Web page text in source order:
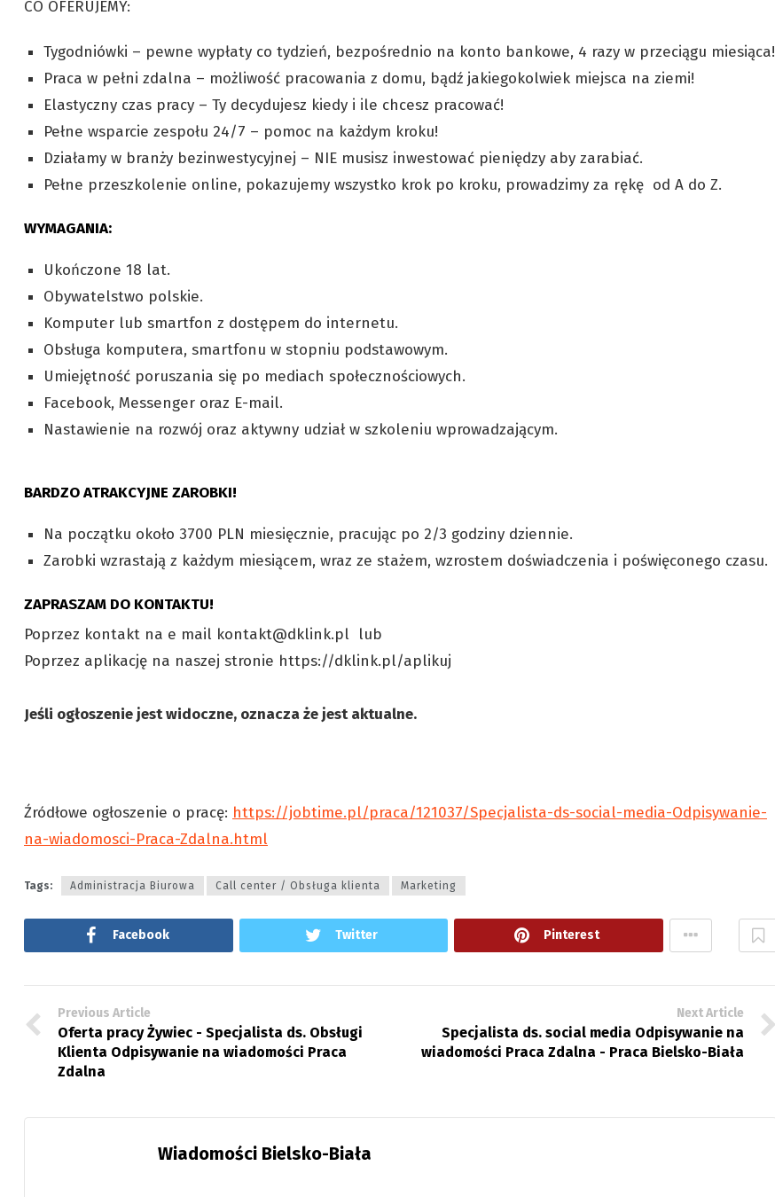
CO OFERUJEMY:
Tygodniówki – pewne wypłaty co tydzień, bezpośrednio na konto bankowe, 4 razy w przeciągu miesiąca!
Praca w pełni zdalna – możliwość pracowania z domu, bądź jakiegokolwiek miejsca na ziemi!
Elastyczny czas pracy – Ty decydujesz kiedy i ile chcesz pracować!
Pełne wsparcie zespołu 24/7 – pomoc na każdym kroku!
Działamy w branży bezinwestycyjnej – NIE musisz inwestować pieniędzy aby zarabiać.
Pełne przeszkolenie online, pokazujemy wszystko krok po kroku, prowadzimy za rękę od A do Z.
WYMAGANIA:
Ukończone 18 lat.
Obywatelstwo polskie.
Komputer lub smartfon z dostępem do internetu.
Obsługa komputera, smartfonu w stopniu podstawowym.
Umiejętność poruszania się po mediach społecznościowych.
Facebook, Messenger oraz E-mail.
Nastawienie na rozwój oraz aktywny udział w szkoleniu wprowadzającym.
BARDZO ATRAKCYJNE ZAROBKI!
Na początku około 3700 PLN miesięcznie, pracując po 2/3 godziny dziennie.
Zarobki wzrastają z każdym miesiącem, wraz ze stażem, wzrostem doświadczenia i poświęconego czasu.
ZAPRASZAM DO KONTAKTU!
Poprzez kontakt na e mail kontakt@dklink.pl lub
Poprzez aplikację na naszej stronie https://dklink.pl/aplikuj
Jeśli ogłoszenie jest widoczne, oznacza że jest aktualne.
Źródłowe ogłoszenie o pracę: https://jobtime.pl/praca/121037/Specjalista-ds-social-media-Odpisywanie-
na-wiadomosci-Praca-Zdalna.html
Tags: Administracja Biurowa Call center / Obsługa klienta Marketing
Facebook Twitter Pinterest
Previous Article
Oferta pracy Żywiec - Specjalista ds. Obsługi
Klienta Odpisywanie na wiadomości Praca
Zdalna
Next Article
Specjalista ds. social media Odpisywanie na
wiadomości Praca Zdalna - Praca Bielsko-Biała
Wiadomości Bielsko-Biała